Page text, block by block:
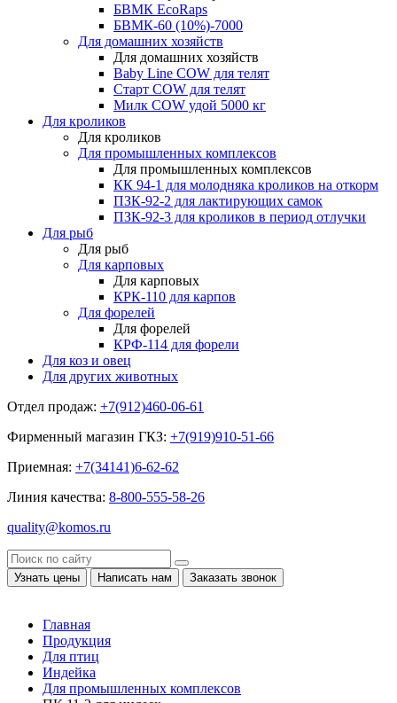
БВМК EcoRaps
БВМК-60 (10%)-7000
Для домашних хозяйств
Для домашних хозяйств
Baby Line COW для телят
Старт COW для телят
Милк COW удой 5000 кг
Для кроликов
Для кроликов
Для промышленных комплексов
Для промышленных комплексов
КК 94-1 для молодняка кроликов на откорм
ПЗК-92-2 для лактирующих самок
ПЗК-92-3 для кроликов в период отлучки
Для рыб
Для рыб
Для карповых
Для карповых
КРК-110 для карпов
Для форелей
Для форелей
КРФ-114 для форели
Для коз и овец
Для других животных
Отдел продаж: +7(912)460-06-61
Фирменный магазин ГКЗ: +7(919)910-51-66
Приемная: +7(34141)6-62-62
Линия качества: 8-800-555-58-26
quality@komos.ru
Узнать цены Написать нам Заказать звонок
Главная
Продукция
Для птиц
Индейка
Для промышленных комплексов